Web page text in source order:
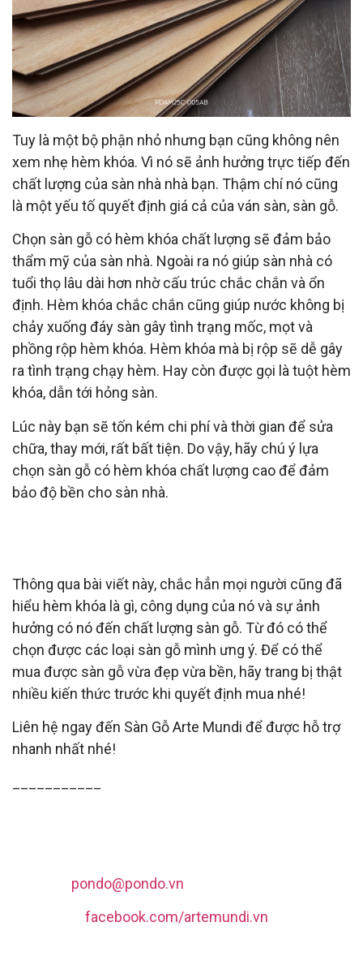
Tuy là một bộ phận nhỏ nhưng bạn cũng không nên
xem nhẹ hèm khóa. Vì nó sẽ ảnh hưởng trực tiếp đến
chất lượng của sàn nhà nhà bạn. Thậm chí nó cũng
là một yếu tố quyết định giá cả của ván sàn, sàn gỗ.
Chọn sàn gỗ có hèm khóa chất lượng sẽ đảm bảo
thẩm mỹ của sàn nhà. Ngoài ra nó giúp sàn nhà có
tuổi thọ lâu dài hơn nhờ cấu trúc chắc chắn và ổn
định. Hèm khóa chắc chắn cũng giúp nước không bị
chảy xuống đáy sàn gây tình trạng mốc, mọt và
phồng rộp hèm khóa. Hèm khóa mà bị rộp sẽ dễ gây
ra tình trạng chạy hèm. Hay còn được gọi là tuột hèm
khóa, dẫn tới hỏng sàn.
Lúc này bạn sẽ tốn kém chi phí và thời gian để sửa
chữa, thay mới, rất bất tiện. Do vậy, hãy chú ý lựa
chọn sàn gỗ có hèm khóa chất lượng cao để đảm
bảo độ bền cho sàn nhà.
Thông qua bài viết này, chắc hẳn mọi người cũng đã
hiểu hèm khóa là gì, công dụng của nó và sự ảnh
hưởng có nó đến chất lượng sàn gỗ. Từ đó có thể
chọn được các loại sàn gỗ mình ưng ý. Để có thể
mua được sàn gỗ vừa đẹp vừa bền, hãy trang bị thật
nhiều kiến thức trước khi quyết định mua nhé!
Liên hệ ngay đến Sàn Gỗ Arte Mundi để được hỗ trợ
nhanh nhất nhé!
pondo@pondo.vn
facebook.com/artemundi.vn